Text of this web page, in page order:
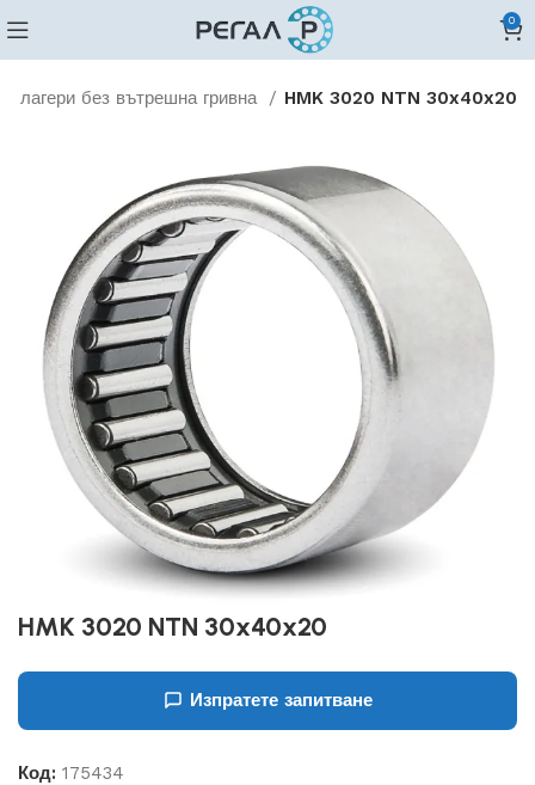
0
лагери без вътрешна гривна HMK 3020 NTN 30x40x20
HMK 3020 NTN 30x40x20
Изпратете запитване
Код:175434